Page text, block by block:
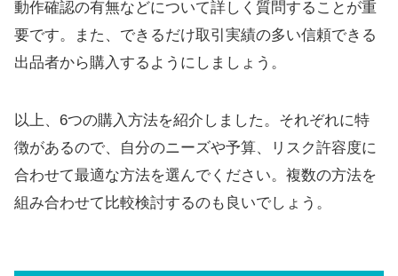
動作確認の有無などについて詳しく質問することが重
要です。また、できるだけ取引実績の多い信頼できる
出品者から購入するようにしましょう。
以上、6つの購入方法を紹介しました。それぞれに特
徴があるので、自分のニーズや予算、リスク許容度に
合わせて最適な方法を選んでください。複数の方法を
組み合わせて比較検討するのも良いでしょう。